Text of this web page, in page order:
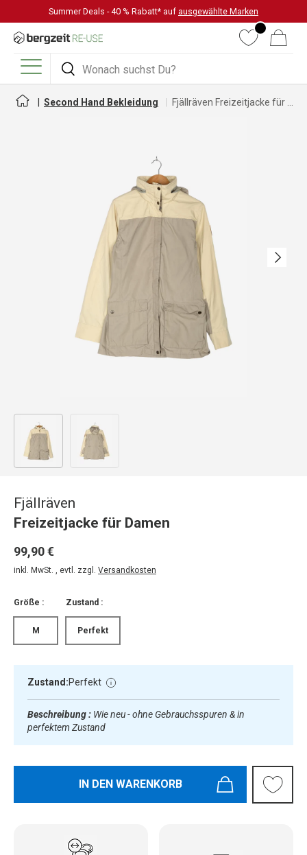
DIREKT ZUM INHALT
Summer Deals - 40 % Rabatt* auf ausgewählte Marken
Suchen
Suchen
WunschlisteWarenkorb
Menü
Second Hand Bekleidung
Nächste
Bild 1 in Galerieansicht laden
Fjällräven
Freizeitjacke für Damen
99,90 €
inkl. MwSt. , evtl. zzgl. Versandkosten
Größe :
M
Zustand :
Perfekt
Zustand:Perfekt
Beschreibung : Wie neu - ohne Gebrauchsspuren & in
perfektem Zustand
IN DEN WARENKORB